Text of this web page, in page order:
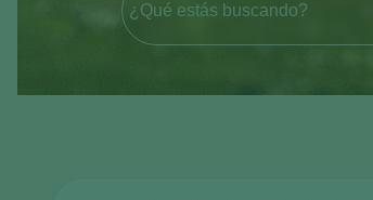
¿Qué estás buscando?